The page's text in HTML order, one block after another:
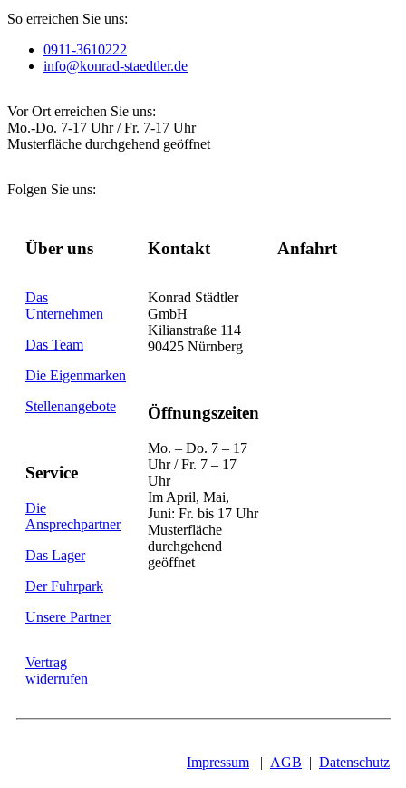
So erreichen Sie uns:
0911-3610222
info@konrad-staedtler.de
Vor Ort erreichen Sie uns:
Mo.-Do. 7-17 Uhr / Fr. 7-17 Uhr
Musterfläche durchgehend geöffnet
Folgen Sie uns:
Über uns
Das
Unternehmen
Das Team
Die Eigenmarken
Stellenangebote
Service
Die
Ansprechpartner
Das Lager
Der Fuhrpark
Unsere Partner
Vertrag
widerrufen
Kontakt
Konrad Städtler
GmbH
Kilianstraße 114
90425 Nürnberg
Öffnungszeiten
Mo. – Do. 7 – 17
Uhr / Fr. 7 – 17
Uhr
Im April, Mai,
Juni: Fr. bis 17 Uhr
Musterfläche
durchgehend
geöffnet
Anfahrt
Impressum | AGB | Datenschutz